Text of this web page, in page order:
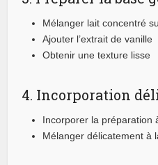
Mélanger lait concentré
Ajouter l’extrait de vanille
Obtenir une texture lisse
4. Incorporation
Incorporer la préparation
Mélanger délicatement à